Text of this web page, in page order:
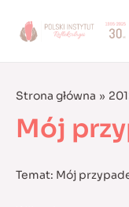
Strona główna
Mój
Temat: Mój